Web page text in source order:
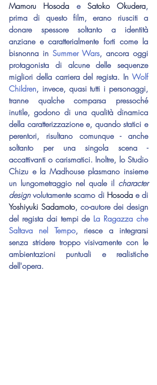
Mamoru Hosoda e Satoko Okudera,
prima di questo film, erano riusciti a
donare spessore soltanto a identità
anziane e caratterialmente forti come la
bisnonna in Summer Wars, ancora oggi
protagonista di alcune delle sequenze
migliori della carriera del regista. In Wolf
Children, invece, quasi tutti i personaggi,
tranne qualche comparsa pressoché
inutile, godono di una qualità dinamica
della caratterizzazione e, quando statici e
perentori, risultano comunque - anche
soltanto per una singola scena -
accattivanti o carismatici. Inoltre, lo Studio
Chizu e la Madhouse plasmano insieme
un lungometraggio nel quale il character
design volutamente scarno di Hosoda
Yoshiyuki Sadamoto, co-autore dei design
del regista dai tempi de La Ragazza che
Saltava nel Tempo, riesce a integrarsi
senza stridere troppo visivamente con le
ambientazioni puntuali e realistiche
dell'opera.